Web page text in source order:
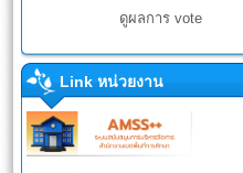
ดูผลการ vote
Link หน่วยงาน